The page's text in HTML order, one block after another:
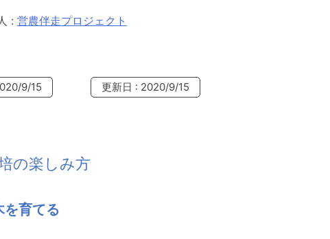
: 営農伴走プロジェクト
9/15 更新日 : 2020/9/15
の楽しみ方
を育てる